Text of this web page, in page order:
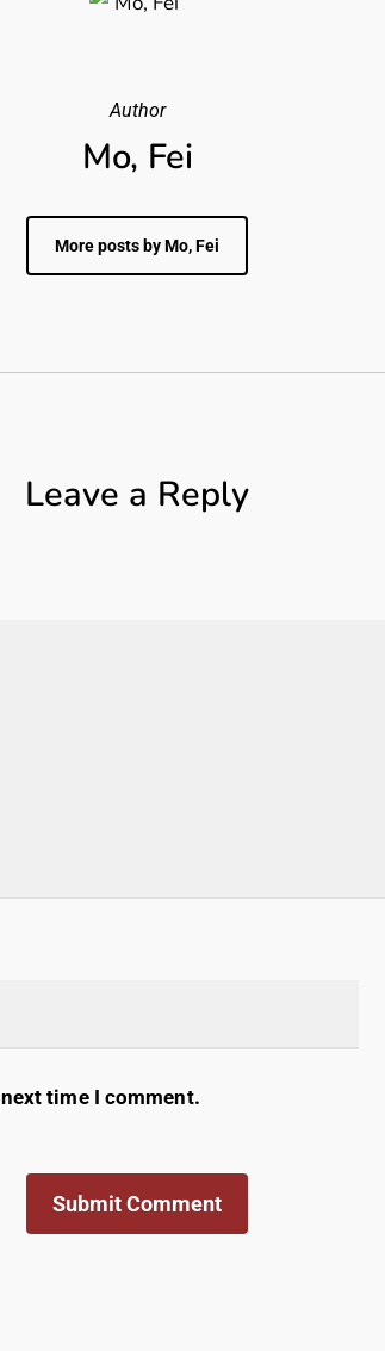
Author
Mo, Fei
More posts by Mo, Fei
Leave a Reply
time I comment.